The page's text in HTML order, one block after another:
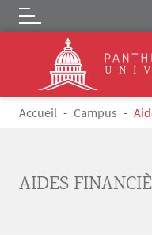
Aller au contenu principal
Logo
Fil d'Ariane
Accueil Campus
AIDES